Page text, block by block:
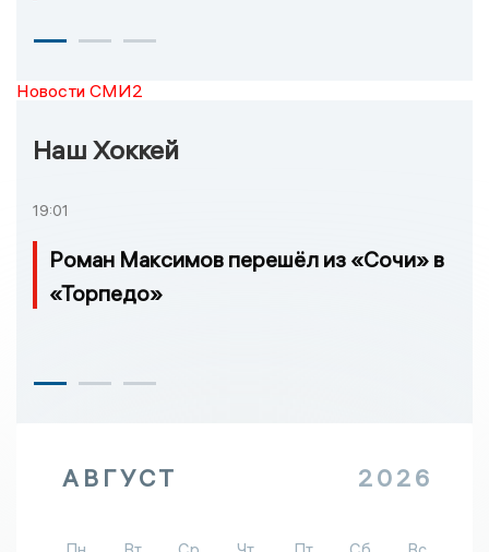
Новости СМИ2
Наш Хоккей
19:01
Роман Максимов перешёл из «Сочи» в
«Торпедо»
АВГУСТ 2026